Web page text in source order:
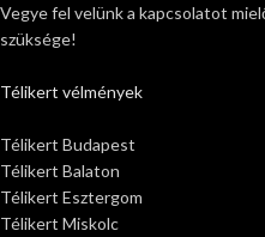
Vegye fel velünk a kapcsolatot
szüksége!
Télikert vélmények
Télikert Budapest
Télikert Balaton
Télikert Esztergom
Télikert Miskolc